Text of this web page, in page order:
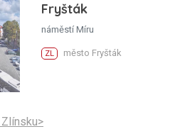
Fryšták
náměstí Míru
ZL město Fryšták